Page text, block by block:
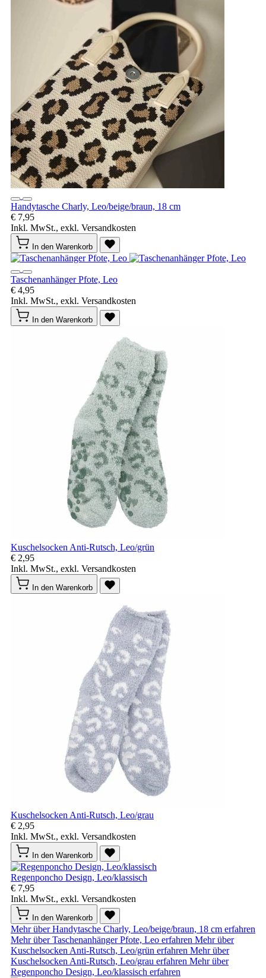
Handytasche Charly, Leo/beige/braun, 18 cm
€ 7,95
Inkl. MwSt., exkl. Versandkosten
In den Warenkorb
Taschenanhänger Pfote, Leo
€ 4,95
Inkl. MwSt., exkl. Versandkosten
In den Warenkorb
Kuschelsocken Anti-Rutsch, Leo/grün
€ 2,95
Inkl. MwSt., exkl. Versandkosten
In den Warenkorb
Kuschelsocken Anti-Rutsch, Leo/grau
€ 2,95
Inkl. MwSt., exkl. Versandkosten
In den Warenkorb
Regenponcho Design, Leo/klassisch
€ 7,95
Inkl. MwSt., exkl. Versandkosten
In den Warenkorb
Mehr über Handytasche Charly, Leo/beige/braun, 18 cm erfahren
Mehr über Taschenanhänger Pfote, Leo erfahren Mehr über
Kuschelsocken Anti-Rutsch, Leo/grün erfahren Mehr über
Kuschelsocken Anti-Rutsch, Leo/grau erfahren Mehr über
Regenponcho Design, Leo/klassisch erfahren